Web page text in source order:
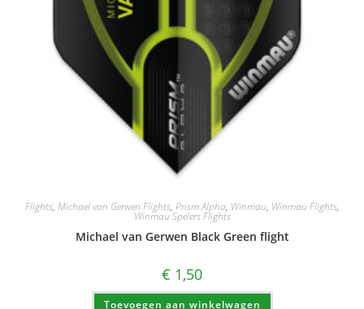
Flights, Michael van Gerwen Flights, Prism Alpha, Winmau, Winmau Flights,
Winmau Spelers Flights
Michael van Gerwen Black Green flight
€ 1,50
Toevoegen aan winkelwagen